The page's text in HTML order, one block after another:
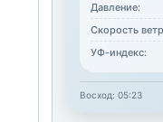
Давление:
Скорость
УФ-индекс:
Восход: 05:23